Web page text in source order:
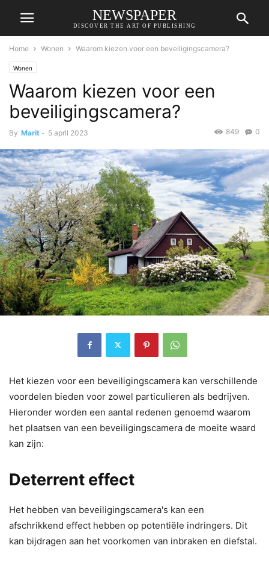
NEWSPAPER
DISCOVER THE ART OF PUBLISHING
Home Wonen Waarom kiezen voor een beveiligingscamera?
Wonen
Waarom kiezen voor een
beveiligingscamera?
By Marit - 5 april 2023 0
849
Het kiezen voor een beveiligingscamera kan verschillende
voordelen bieden voor zowel particulieren als bedrijven.
Hieronder worden een aantal redenen genoemd waarom
het plaatsen van een beveiligingscamera de moeite waard
kan zijn:
Deterrent effect
Het hebben van beveiligingscamera's kan een
afschrikkend effect hebben op potentiële indringers. Dit
kan bijdragen aan het voorkomen van inbraken en diefstal.